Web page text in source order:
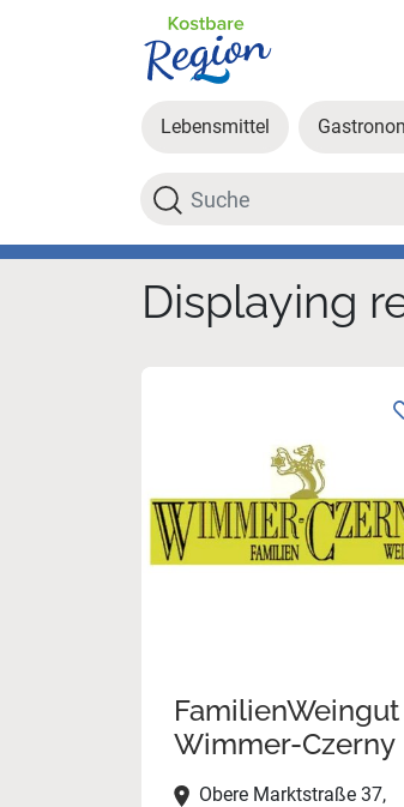
Lebensmittel
Search
Displaying
FamilienWeingut
Wimmer-Czerny
Obere Marktstraße 37,